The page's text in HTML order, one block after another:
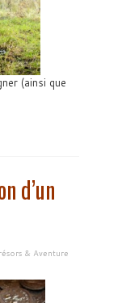
(ainsi que
d’un
& Aventure